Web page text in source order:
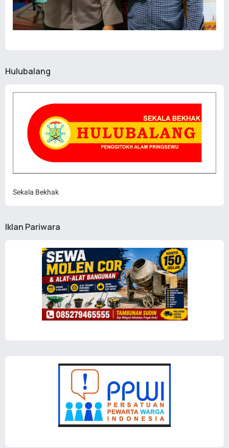
Hulubalang
Sekala Bekhak
Iklan Pariwara